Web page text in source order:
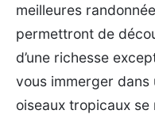
meilleures
permettront de
d’une richesse
vous immerger dans
oiseaux tropicaux